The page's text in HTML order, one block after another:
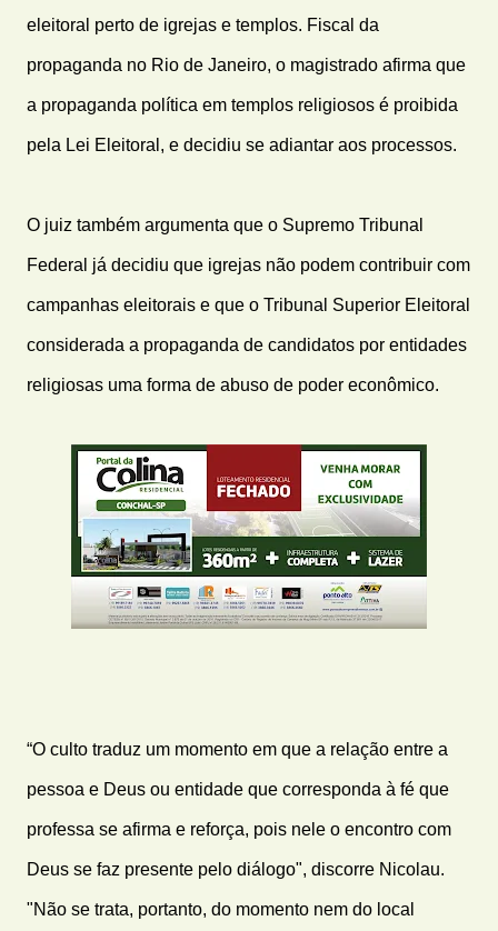
eleitoral perto de igrejas e templos. Fiscal da
propaganda no Rio de Janeiro, o magistrado afirma que
a propaganda política em templos religiosos é proibida
pela Lei Eleitoral, e decidiu se adiantar aos processos.
O juiz também argumenta que o Supremo Tribunal
Federal já decidiu que igrejas não podem contribuir com
campanhas eleitorais e que o Tribunal Superior Eleitoral
considerada a propaganda de candidatos por entidades
religiosas uma forma de abuso de poder econômico.
“O culto traduz um momento em que a relação entre a
pessoa e Deus ou entidade que corresponda à fé que
professa se afirma e reforça, pois nele o encontro com
Deus se faz presente pelo diálogo", discorre Nicolau.
"Não se trata, portanto, do momento nem do local